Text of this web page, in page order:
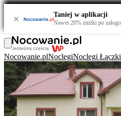
× Taniej w aplikacji
Nawet 20% zniżki po
Nocowanie.plNoclegiNoclegi Łączki